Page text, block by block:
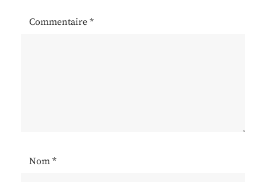
Commentaire *
Nom *